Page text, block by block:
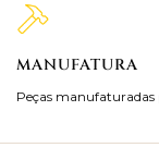
MANUFATURA
Peças manufaturadas